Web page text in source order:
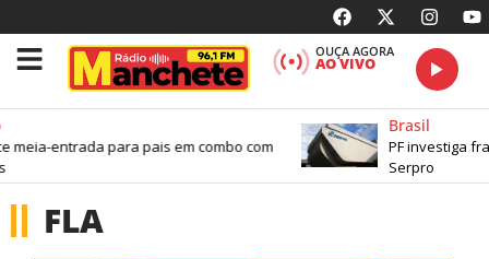
OUÇA AGORA
AO VIVO
entrada para pais em combo com
Brasil
PF investiga
Serpro
FLA